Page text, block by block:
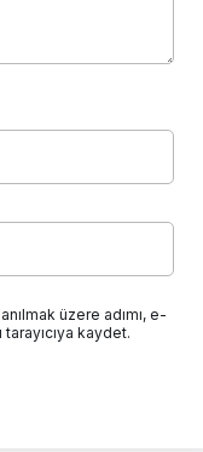
üzere adımı, e-
kaydet.